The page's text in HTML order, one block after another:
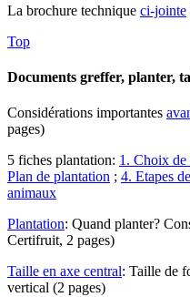
La brochure technique ci-jointe
Top
Documents greffer, planter,
Considérations importantes
pages)
5 fiches plantation: 1. Choix de
Plan de plantation ; 4. Etapes
animaux
Plantation: Quand planter?
Certifruit, 2 pages)
Taille en axe central: Taille de
vertical (2 pages)